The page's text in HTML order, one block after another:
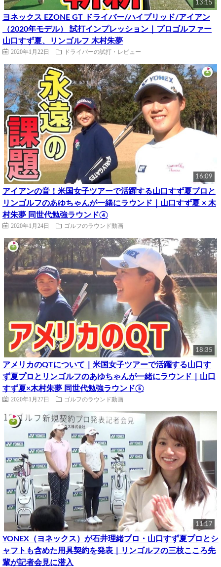
13:15
ヨネックス EZONE GT ドライバー/ハイブリッド/アイアン
（2020年モデル） 試打インプレッション｜プロゴルファー
山口すず夏、リンゴルフ 木村朱夢
2020年1月22日 ドライバーの試打・レビュー
16:09
アイアンの音！米国女子ツアーで活躍する山口すず夏プロと
リンゴルフのあゆちゃんが一緒にラウンド｜山口すず夏 × 木
村朱夢 同世代勉強ラウンド④
2020年1月24日 ゴルフのラウンド動画
18:35
アメリカのQTについて｜米国女子ツアーで活躍する山口す
ず夏プロとリンゴルフのあゆちゃんが一緒にラウンド｜山口
すず夏×木村朱夢 同世代勉強ラウンド⑤
2020年1月27日 ゴルフのラウンド動画
11:17
YONEX（ヨネックス）が石井理緒プロ・山口すず夏プロとシ
ャフトも含めた用具契約を発表｜リンゴルフの三枝こころ先
輩が記者会見に潜入